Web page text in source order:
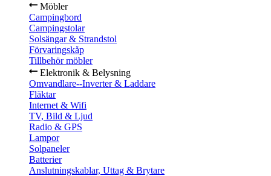
Möbler
Campingbord
Campingstolar
Solsängar & Strandstol
Förvaringskåp
Tillbehör möbler
Elektronik & Belysning
Omvandlare--Inverter & Laddare
Fläktar
Internet & Wifi
TV, Bild & Ljud
Radio & GPS
Lampor
Solpaneler
Batterier
Anslutningskablar, Uttag & Brytare